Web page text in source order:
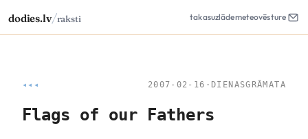
dodies.lv/raksti takasuzlādemeteovēsture
◂◂◂ 2007-02-16 · DIENASGRĀMATA
Flags of our Fathers